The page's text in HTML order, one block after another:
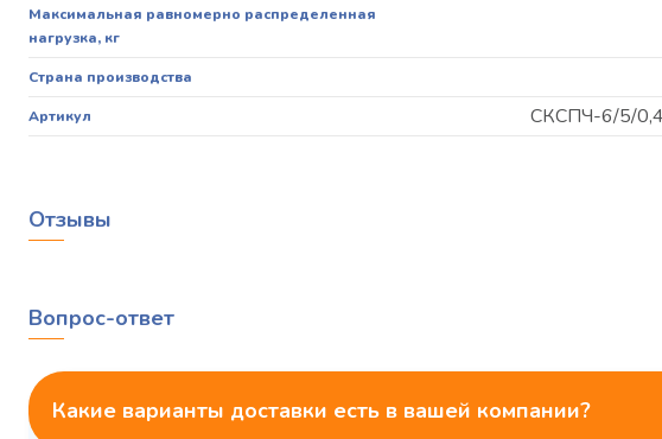
Максимальная равномерно распределенная
нагрузка, кг
Страна производства
Артикул СКСПЧ-6/5/
Отзывы
Вопрос-ответ
Какие варианты доставки есть в вашей компании?